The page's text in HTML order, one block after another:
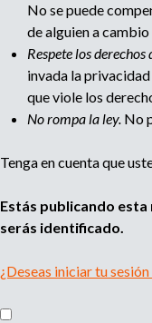
No se puede
de alguien a cambio
Respete los derechos
invada la
que viole los
No rompa la ley. No
Tenga en cuenta que
Estás publicando esta
serás identificado.
¿Deseas iniciar tu